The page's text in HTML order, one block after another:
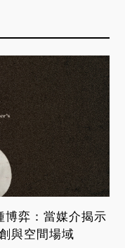
博弈：當媒介揭示
與空間場域